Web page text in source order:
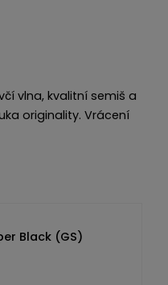
vlna, kvalitní semiš a
originality. Vrácení
Black (GS)